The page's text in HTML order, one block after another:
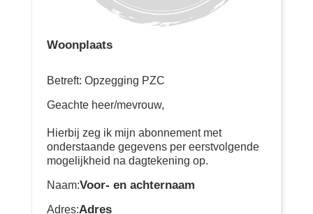
Woonplaats
Betreft: Opzegging PZC
Geachte heer/mevrouw,
Hierbij zeg ik mijn abonnement met
onderstaande gegevens per eerstvolgende
mogelijkheid na dagtekening op.
Naam:Voor- en achternaam
Adres:Adres